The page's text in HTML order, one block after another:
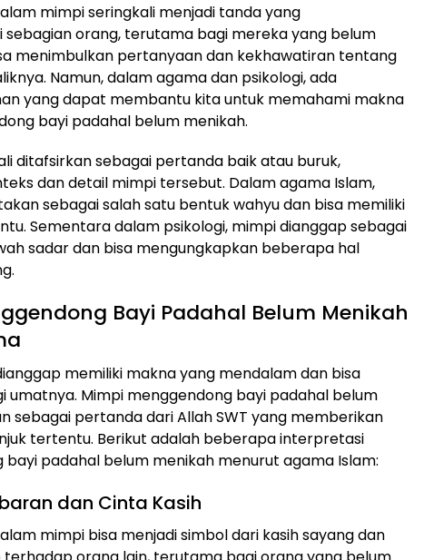
mimpi seringkali menjadi tanda yang
sebagian orang, terutama bagi mereka yang belum
menimbulkan pertanyaan dan kekhawatiran tentang
Namun, dalam agama dan psikologi, ada
yang dapat membantu kita untuk memahami makna
bayi padahal belum menikah.
ditafsirkan sebagai pertanda baik atau buruk,
dan detail mimpi tersebut. Dalam agama Islam,
sebagai salah satu bentuk wahyu dan bisa memiliki
Sementara dalam psikologi, mimpi dianggap sebagai
sadar dan bisa mengungkapkan beberapa hal
Bayi Padahal Belum Menikah
memiliki makna yang mendalam dan bisa
umatnya. Mimpi menggendong bayi padahal belum
sebagai pertanda dari Allah SWT yang memberikan
tertentu. Berikut adalah beberapa interpretasi
padahal belum menikah menurut agama Islam:
dan Cinta Kasih
mimpi bisa menjadi simbol dari kasih sayang dan